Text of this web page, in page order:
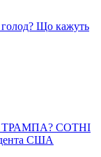
Що кажуть
ТРАМПА? СОТНІ
США